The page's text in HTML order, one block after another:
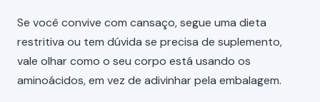
Se você convive com cansaço, segue uma dieta
restritiva ou tem dúvida se precisa de suplemento,
vale olhar como o seu corpo está usando os
aminoácidos, em vez de adivinhar pela embalagem.